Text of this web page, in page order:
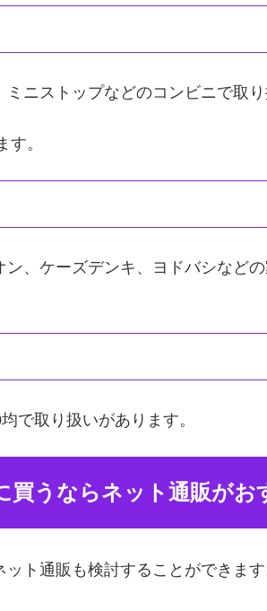
ニストップなどのコンビニで取り
。
、ケーズデンキ、ヨドバシなど
で取り扱いがあります。
買うならネット通販がお
ト通販も検討することができます